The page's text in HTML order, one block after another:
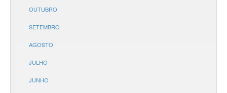
OUTUBRO
SETEMBRO
AGOSTO
JULHO
JUNHO